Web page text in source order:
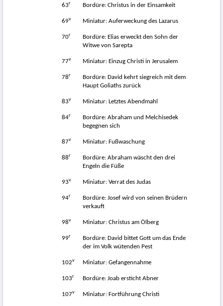
63r Bordüre: Christus in der Einsamkeit
69v Miniatur: Auferweckung des Lazarus
70r
Bordüre: Elias erweckt den Sohn der
Witwe von Sarepta
77v Miniatur: Einzug Christi in Jerusalem
78r
Bordüre: David kehrt siegreich mit dem
Haupt Goliaths zurück
83v Miniatur: Letztes Abendmahl
84r
Bordüre: Abraham und Melchisedek
begegnen sich
87v Miniatur: Fußwaschung
88r
Bordüre: Abraham wäscht den drei
Engeln die Füße
93v Miniatur: Verrat des Judas
94r
Bordüre: Josef wird von seinen Brüdern
verkauft
98v Miniatur: Christus am Ölberg
99r
Bordüre: David bittet Gott um das Ende
der im Volk wütenden Pest
102v Miniatur: Gefangennahme
103r Bordüre: Joab ersticht Abner
107v Miniatur: Fortführung Christi